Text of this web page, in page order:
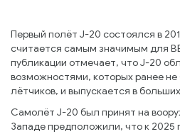
Первый полёт J-20 состоялся в
считается самым значимым для
публикации отмечает, что J-20
возможностями, которых ранее не
лётчиков, и выпускается в
Самолёт J-20 был принят на
Западе предположили, что к 2025